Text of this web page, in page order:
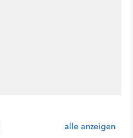
alle anzeigen